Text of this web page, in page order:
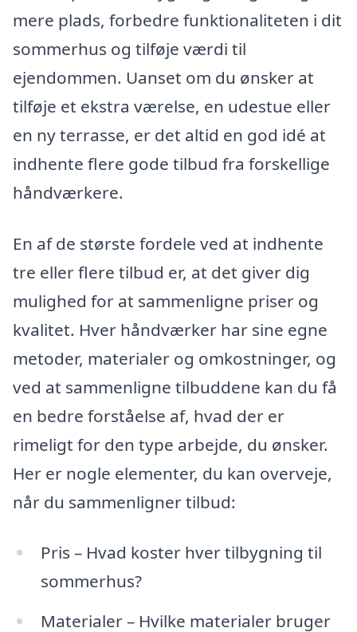
mere plads, forbedre funktionaliteten i dit
sommerhus og tilføje værdi til
ejendommen. Uanset om du ønsker at
tilføje et ekstra værelse, en udestue eller
en ny terrasse, er det altid en god idé at
indhente flere gode tilbud fra forskellige
håndværkere.
En af de største fordele ved at indhente
tre eller flere tilbud er, at det giver dig
mulighed for at sammenligne priser og
kvalitet. Hver håndværker har sine egne
metoder, materialer og omkostninger, og
ved at sammenligne tilbuddene kan du få
en bedre forståelse af, hvad der er
rimeligt for den type arbejde, du ønsker.
Her er nogle elementer, du kan overveje,
når du sammenligner tilbud:
Pris – Hvad koster hver tilbygning til
sommerhus?
Materialer – Hvilke materialer bruger